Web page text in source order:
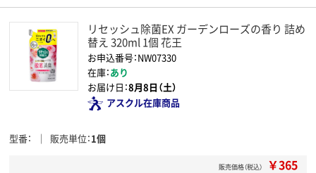
リセッシュ除菌EX ガーデンローズの香り 詰め
替え 320ml 1個 花王
お申込番号：NW07330
在庫：あり
お届け日：8月8日（土）
アスクル在庫商品
型番 販売単位 1個
販売価格（税込） ￥365